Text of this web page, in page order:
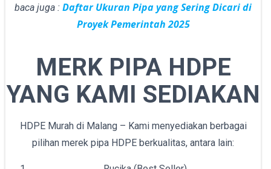
baca juga : Daftar Ukuran Pipa yang Sering Dicari di
Proyek Pemerintah 2025
MERK PIPA HDPE
YANG KAMI SEDIAKAN
HDPE Murah di Malang – Kami menyediakan berbagai
pilihan merek pipa HDPE berkualitas, antara lain: